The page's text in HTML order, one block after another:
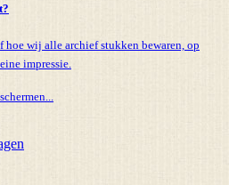
hoe wij alle archief stukken bewaren, op
impressie.